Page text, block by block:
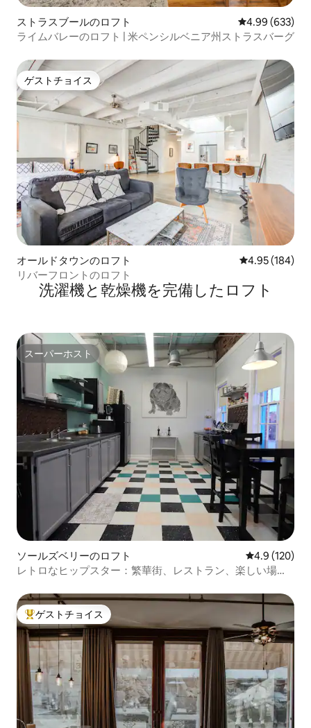
ストラスブールのロフト レビュー633
4.99 (633)
ライムバレーのロフト | 米ペンシルベニア州ストラスバーグ
ゲストチョイス
ゲストチョイス
オールドタウンのロフト レビュー184
4.95 (184)
リバーフロントのロフト
洗濯機と乾燥機を完備したロフト
スーパーホスト
スーパーホスト
ソールズベリーのロフト レビュー120
4.9 (120)
レトロなヒップスター：繁華街、レストラン、楽しい場所
大好評のゲストチョイスです。
ゲストチョイス